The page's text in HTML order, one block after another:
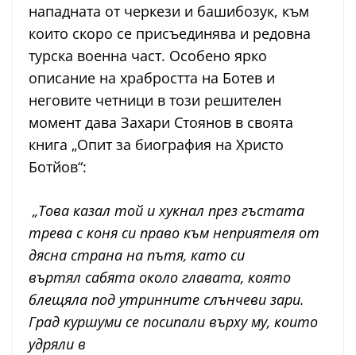
нападната от черкези и башибозук, към
които скоро се присъединява и редовна
турска военна част. Особено ярко
описание на храбростта на Ботев и
неговите четници в този решителен
момент дава Захари Стоянов в своята
книга „Опит за биография на Христо
Ботйов“:
„Това казал той и хукнал през гъстата
трева с коня си право към неприятеля от
дясна страна на пътя, като си
въртял сабята около главата, която
блещяла под утринните слънчеви зари.
Град куршуми се посипали върху му, които
удряли в